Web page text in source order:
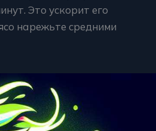
Это ускорит его
нарежьте средними